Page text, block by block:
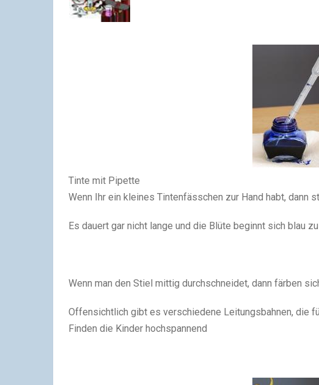
Tinte mit Pipette
Wenn Ihr ein kleines Tintenfässchen zur Hand habt, dann
Es dauert gar nicht lange und die Blüte beginnt sich blau
Wenn man den Stiel mittig durchschneidet, dann färben
Offensichtlich gibt es verschiedene Leitungsbahnen, die
Finden die Kinder hochspannend